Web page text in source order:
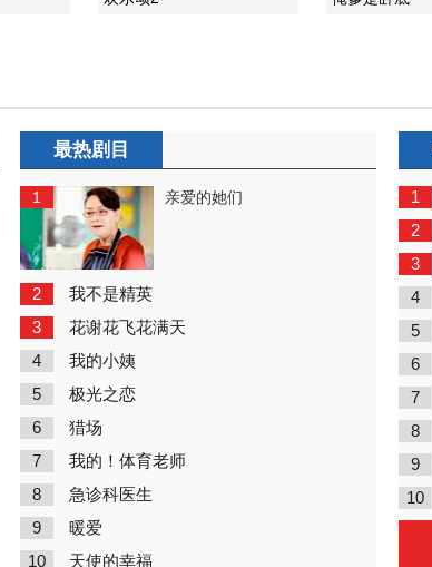
最热剧目
1 亲爱的她们
2 我不是精英
3 花谢花飞花满天
4 我的小姨
5 极光之恋
6 猎场
7 我的！体育老师
8 急诊科医生
9 暖爱
10 天使的幸福
1
2
3
4
5
6
7
8
9
10